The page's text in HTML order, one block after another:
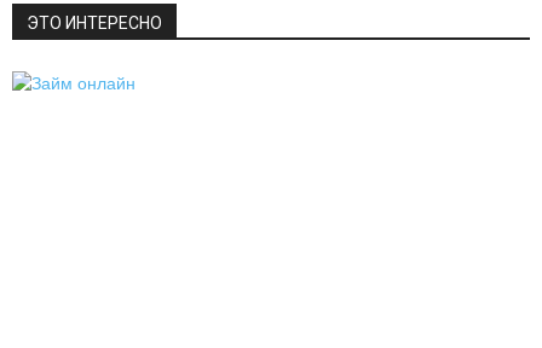
ЭТО ИНТЕРЕСНО